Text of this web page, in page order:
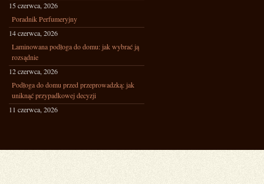
15 czerwca, 2026
Poradnik Perfumeryjny
14 czerwca, 2026
Laminowana podłoga do domu: jak wybrać ją
rozsądnie
12 czerwca, 2026
Podłoga do domu przed przeprowadzką: jak
uniknąć przypadkowej decyzji
11 czerwca, 2026